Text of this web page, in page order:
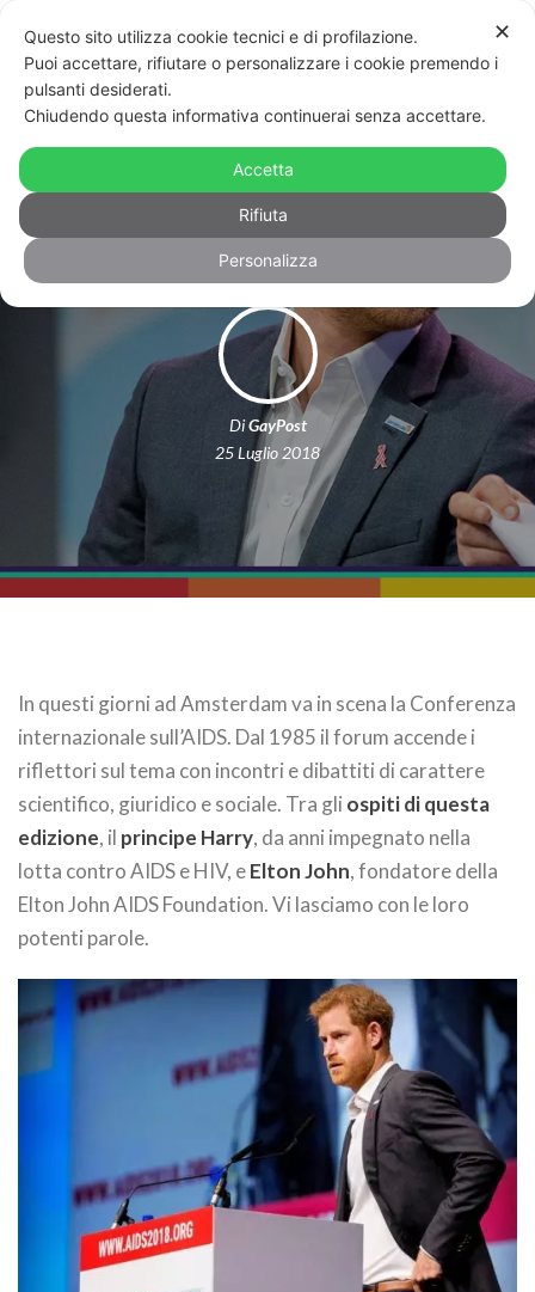
AIDS Conference 2018, le parole di
Elton John e del Principe Harry
DiGayPost
25 Luglio 2018
In questi giorni ad Amsterdam va in scena la Conferenza
internazionale sull’AIDS. Dal 1985 il forum accende i
riflettori sul tema con incontri e dibattiti di carattere
scientifico, giuridico e sociale. Tra gli ospiti di questa
edizione, il principe Harry, da anni impegnato nella
lotta contro AIDS e HIV, eElton John, fondatore della
Elton John AIDS Foundation. Vi lasciamo con le loro
potenti parole.
✕
Questo sito utilizza cookie tecnici e di profilazione.
Puoi accettare, rifiutare o personalizzare i cookie premendo i
pulsanti desiderati.
Chiudendo questa informativa continuerai senza accettare.
Accetta
Rifiuta
Personalizza